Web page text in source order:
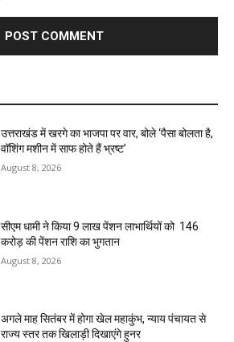
उत्तराखंड में खरगे का भाजपा पर वार, बोले ‘पैसा बोलता है,
वॉशिंग मशीन में साफ होते हैं भ्रष्ट’
August 8, 2026
सीएम धामी ने किया 9 लाख पेंशन लाभार्थियों को ₹ 146
करोड़ की पेंशन राशि का भुगतान
August 8, 2026
अगले माह सितंबर में होगा खेल महाकुंभ, न्याय पंचायत से
राज्य स्तर तक खिलाड़ी दिखाएंगे हुनर